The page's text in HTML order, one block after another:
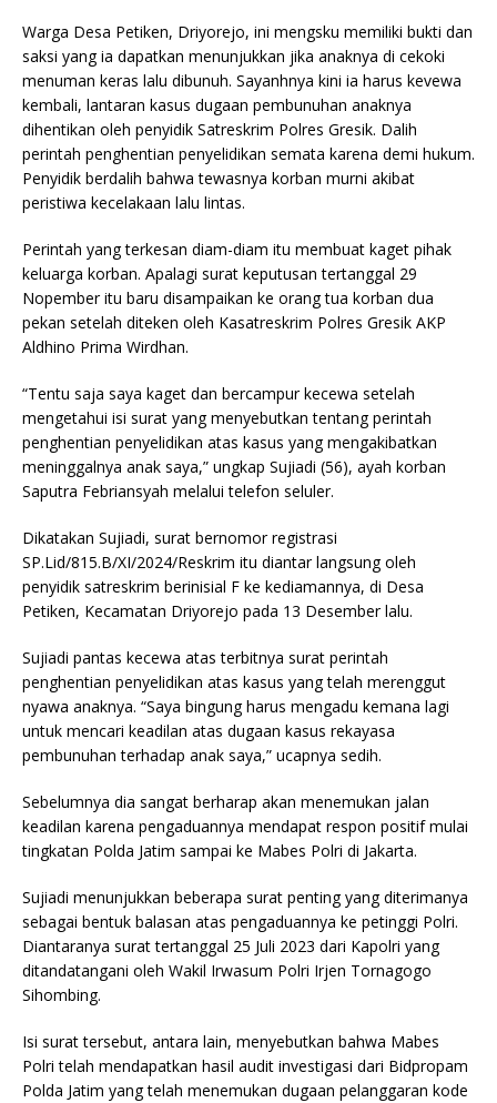
Warga Desa Petiken, Driyorejo, ini mengsku memiliki bukti dan
saksi yang ia dapatkan menunjukkan jika anaknya di cekoki
menuman keras lalu dibunuh. Sayanhnya kini ia harus kevewa
kembali, lantaran kasus dugaan pembunuhan anaknya
dihentikan oleh penyidik Satreskrim Polres Gresik. Dalih
perintah penghentian penyelidikan semata karena demi hukum.
Penyidik berdalih bahwa tewasnya korban murni akibat
peristiwa kecelakaan lalu lintas.
Perintah yang terkesan diam-diam itu membuat kaget pihak
keluarga korban. Apalagi surat keputusan tertanggal 29
Nopember itu baru disampaikan ke orang tua korban dua
pekan setelah diteken oleh Kasatreskrim Polres Gresik AKP
Aldhino Prima Wirdhan.
“Tentu saja saya kaget dan bercampur kecewa setelah
mengetahui isi surat yang menyebutkan tentang perintah
penghentian penyelidikan atas kasus yang mengakibatkan
meninggalnya anak saya,” ungkap Sujiadi (56), ayah korban
Saputra Febriansyah melalui telefon seluler.
Dikatakan Sujiadi, surat bernomor registrasi
SP.Lid/815.B/XI/2024/Reskrim itu diantar langsung oleh
penyidik satreskrim berinisial F ke kediamannya, di Desa
Petiken, Kecamatan Driyorejo pada 13 Desember lalu.
Sujiadi pantas kecewa atas terbitnya surat perintah
penghentian penyelidikan atas kasus yang telah merenggut
nyawa anaknya. “Saya bingung harus mengadu kemana lagi
untuk mencari keadilan atas dugaan kasus rekayasa
pembunuhan terhadap anak saya,” ucapnya sedih.
Sebelumnya dia sangat berharap akan menemukan jalan
keadilan karena pengaduannya mendapat respon positif mulai
tingkatan Polda Jatim sampai ke Mabes Polri di Jakarta.
Sujiadi menunjukkan beberapa surat penting yang diterimanya
sebagai bentuk balasan atas pengaduannya ke petinggi Polri.
Diantaranya surat tertanggal 25 Juli 2023 dari Kapolri yang
ditandatangani oleh Wakil Irwasum Polri Irjen Tornagogo
Sihombing.
Isi surat tersebut, antara lain, menyebutkan bahwa Mabes
Polri telah mendapatkan hasil audit investigasi dari Bidpropam
Polda Jatim yang telah menemukan dugaan pelanggaran kode